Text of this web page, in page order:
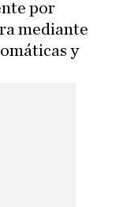
por
mediante
y